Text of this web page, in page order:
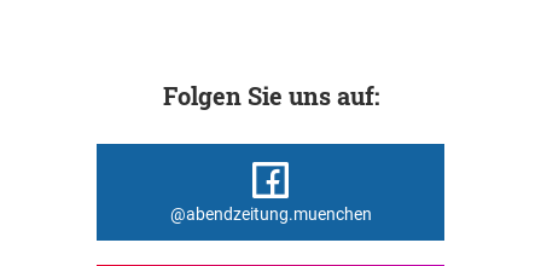
Folgen Sie uns auf:
@abendzeitung.muenchen